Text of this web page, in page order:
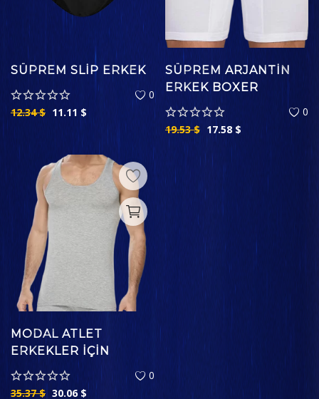
SÜPREM SLIP ERKEK
0
12.34$ 11.11 $
SÜPREM ARJANTIN
ERKEK BOXER
0
19.53$ 17.58 $
MODAL ATLET
ERKEKLER İÇIN
0
35.37$ 30.06 $